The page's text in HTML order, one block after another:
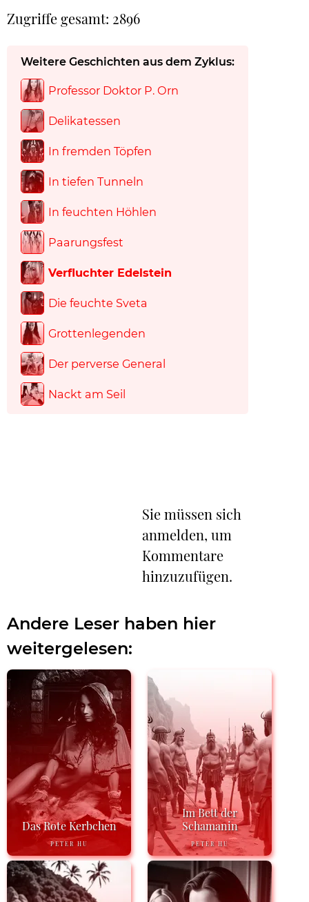
Zugriffe gesamt: 2896
Weitere Geschichten aus dem Zyklus:
Professor Doktor P. Orn
Delikatessen
In fremden Töpfen
In tiefen Tunneln
In feuchten Höhlen
Paarungsfest
Verfluchter Edelstein
Die feuchte Sveta
Grottenlegenden
Der perverse General
Nackt am Seil
Sie müssen sich
anmelden, um
Kommentare
hinzuzufügen.
Andere Leser haben hier
weitergelesen:
Das Rote Kerbchen
PETER HU
Im Bett der
Schamanin
PETER HU